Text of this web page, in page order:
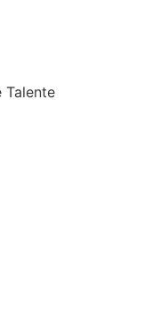
Talente